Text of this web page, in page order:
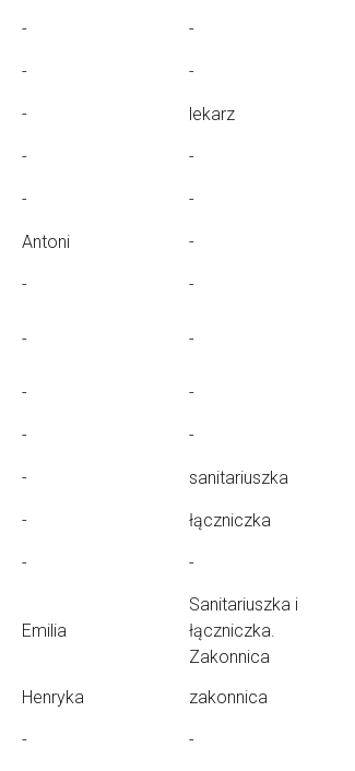
- -
- -
- lekarz
- -
- -
Antoni -
- -
- -
- -
- -
- sanitariuszka
- łączniczka
- -
Emilia
Sanitariuszka i
łączniczka.
Zakonnica
Henryka zakonnica
- -